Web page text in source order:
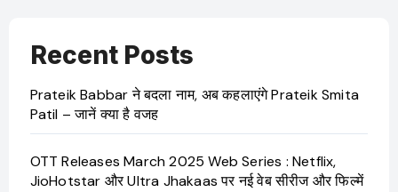
Recent Posts
Prateik Babbar ने बदला नाम, अब कहलाएंगे Prateik Smita
Patil – जानें क्या है वजह
OTT Releases March 2025 Web Series : Netflix,
JioHotstar और Ultra Jhakaas पर नई वेब सीरीज और फिल्में